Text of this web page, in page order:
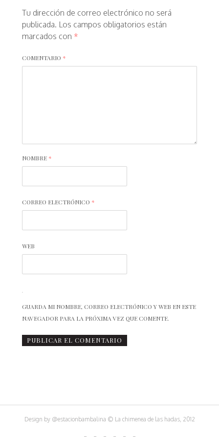
Tu dirección de correo electrónico no será
publicada. Los campos obligatorios están
marcados con *
COMENTARIO *
NOMBRE *
CORREO ELECTRÓNICO *
WEB
GUARDA MI NOMBRE, CORREO ELECTRÓNICO Y WEB EN ESTE
NAVEGADOR PARA LA PRÓXIMA VEZ QUE COMENTE.
Design by @estacionbambalina © La chimenea de las hadas, 2012